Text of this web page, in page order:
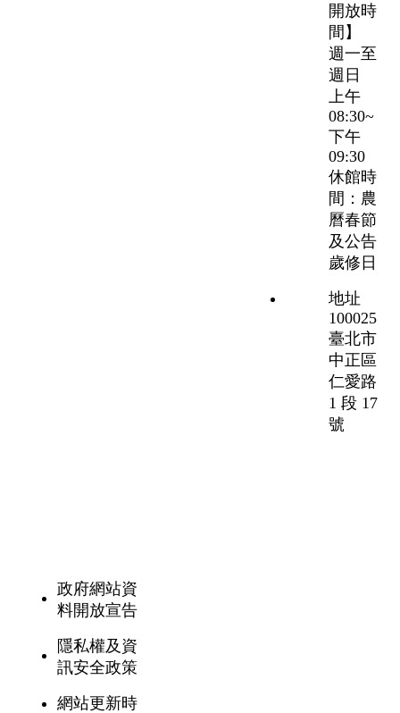
開放時
間】
週一至
週日
上午
08:30~
下午
09:30
休館時
間：農
曆春節
及公告
歲修日
地址
100025
臺北市
中正區
仁愛路
1 段 17
號
政府網站資
料開放宣告
隱私權及資
訊安全政策
網站更新時